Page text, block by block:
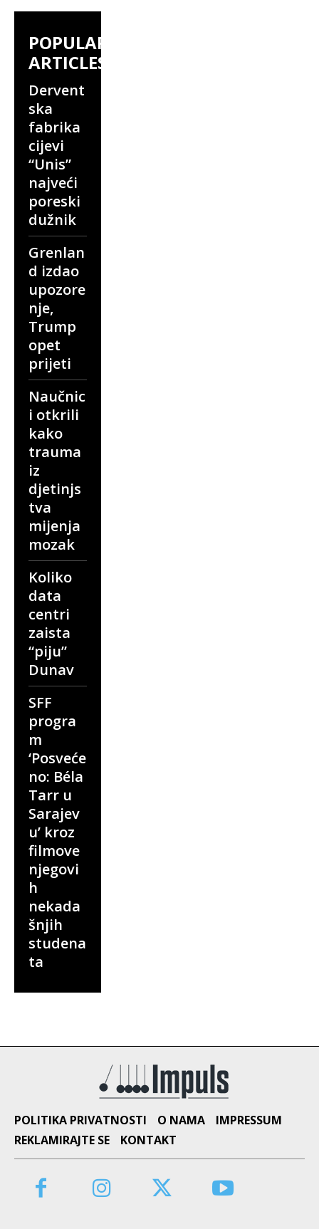
POPULAR
ARTICLES
Dervent
ska
fabrika
cijevi
“Unis”
najveći
poreski
dužnik
Grenlan
d izdao
upozore
nje,
Trump
opet
prijeti
Naučnic
i otkrili
kako
trauma
iz
djetinjs
tva
mijenja
mozak
Koliko
data
centri
zaista
“piju”
Dunav
SFF
progra
m
‘Posveće
no: Béla
Tarr u
Sarajev
u’ kroz
filmove
njegovi
h
nekada
šnjih
studena
ta
POLITIKA PRIVATNOSTI O NAMA
IMPRESSUM
REKLAMIRAJTE SE
KONTAKT